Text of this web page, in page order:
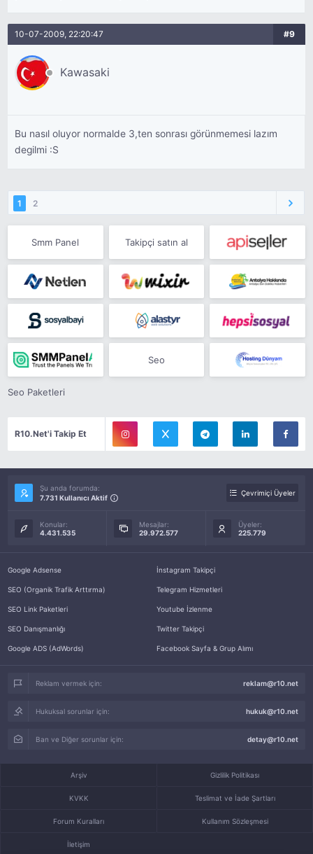
10-07-2009, 22:20:47 #9
Kawasaki
Bu nasıl oluyor normalde 3,ten sonrası görünmemesi lazım
degilmi :S
1 2
Smm Panel Takipçi satın al
Seo
Seo Paketleri
R10.Net'i Takip Et
Şu anda forumda:
7.731 Kullanıcı Aktif
Çevrimiçi Üyeler
Konular:
4.431.535
Mesajlar:
29.972.577
Üyeler:
225.779
Google Adsense
SEO (Organik Trafik Arttırma)
SEO Link Paketleri
SEO Danışmanlığı
Google ADS (AdWords)
İnstagram Takipçi
Telegram Hizmetleri
Youtube İzlenme
Twitter Takipçi
Facebook Sayfa & Grup Alımı
Reklam vermek için: reklam@r10.net
Hukuksal sorunlar için: hukuk@r10.net
Ban ve Diğer sorunlar için: detay@r10.net
Arşiv Gizlilik Politikası
KVKK Teslimat ve İade Şartları
Forum Kuralları Kullanım Sözleşmesi
İletişim